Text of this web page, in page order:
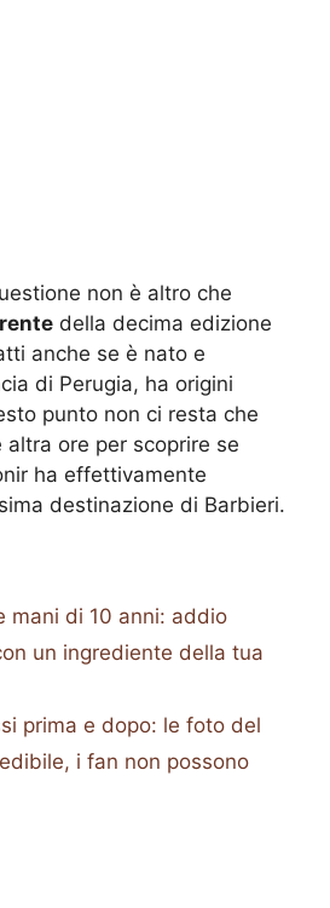
non è altro che
della decima edizione
anche se è nato e
di Perugia, ha origini
punto non ci resta che
ore per scoprire se
ha effettivamente
destinazione di Barbieri.
mani di 10 anni: addio
un ingrediente della tua
prima e dopo: le foto del
i fan non possono